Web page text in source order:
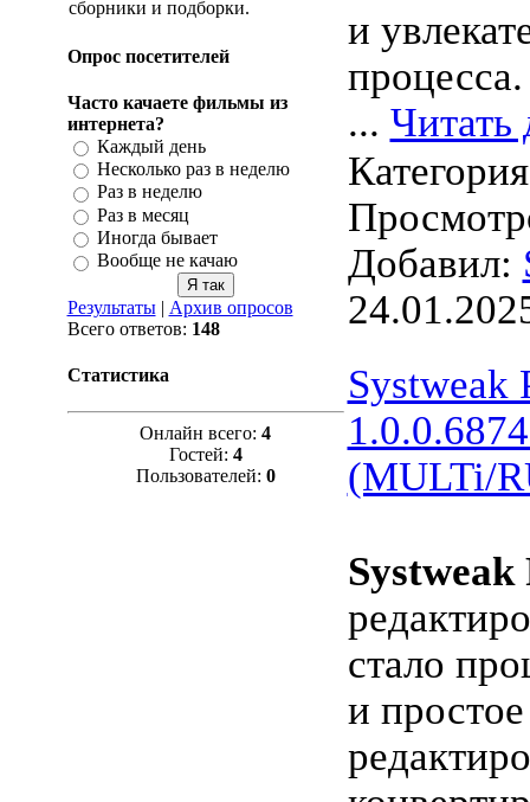
сборники и подборки.
Опрос посетителей
Часто качаете фильмы из
интернета?
Каждый день
Несколько раз в неделю
Раз в неделю
Раз в месяц
Иногда бывает
Вообще не качаю
Результаты| Архив опросов
Всего ответов: 148
Статистика
Онлайн всего: 4
Гостей: 4
Пользователей: 0
и
процесса.
... Читать
Добавил:
Systweak
(MULTi/
стало
и